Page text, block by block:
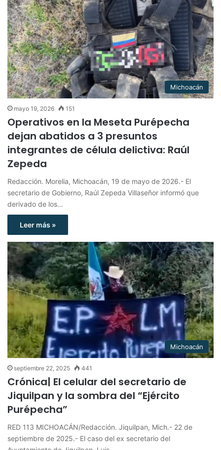
Michoacán
mayo 19, 2026 151
Operativos en la Meseta Purépecha
dejan abatidos a 3 presuntos
integrantes de célula delictiva: Raúl
Zepeda
Redacción. Morelia, Michoacán, 19 de mayo de 2026.- El
secretario de Gobierno, Raúl Zepeda Villaseñor informó que
derivado de los…
Leer más »
Michoacán
septiembre 22, 2025 441
Crónica| El celular del secretario de
Jiquilpan y la sombra del “Ejército
Purépecha”
RED 113 MICHOACÁN/Redacción. Jiquilpan, Mich.- 22 de
septiembre de 2025.- El caso del ex secretario del